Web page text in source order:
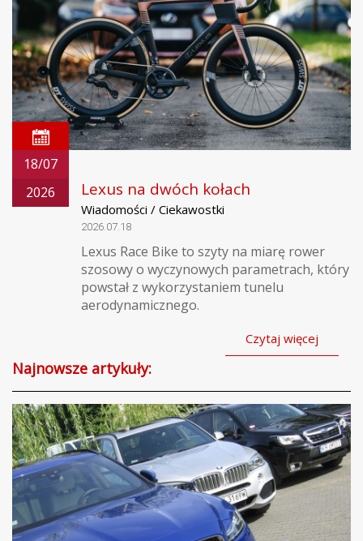
18/07
2026
Lexus na dwóch kołach
Wiadomości / Ciekawostki
2026.07.18
Lexus Race Bike to szyty na miarę rower
szosowy o wyczynowych parametrach, który
powstał z wykorzystaniem tunelu
aerodynamicznego.
Czytaj więcej
Najnowsze artykuły: